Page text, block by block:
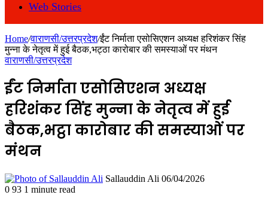
Web Stories
Home/वाराणसी/उत्तरप्रदेश/ईंट निर्माता एसोसिएशन अध्यक्ष हरिशंकर सिंह
मुन्ना के नेतृत्व में हुई बैठक,भट्ठा कारोबार की समस्याओं पर मंथन
वाराणसी/उत्तरप्रदेश
ईंट निर्माता एसोसिएशन अध्यक्ष
हरिशंकर सिंह मुन्ना के नेतृत्व में हुई
बैठक,भट्ठा कारोबार की समस्याओं पर
मंथन
Sallauddin Ali Send
06/04/2026
0 93 1 minute read